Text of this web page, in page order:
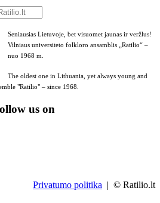
Seniausias Lietuvoje, bet visuomet jaunas ir veržlus!
Vilniaus universiteto folkloro ansamblis „Ratilio“ –
nuo 1968 m.
The oldest one in Lithuania, yet always young and
"Ratilio" – since 1968.
us on
Privatumo politika | © Ratilio.lt